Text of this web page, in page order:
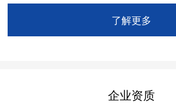
了解更多
企业资质